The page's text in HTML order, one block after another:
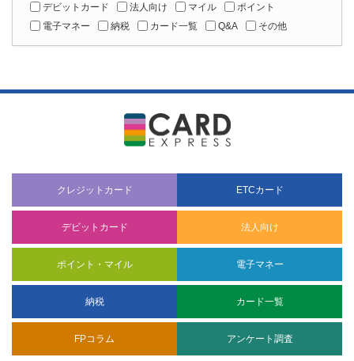
デビットカード
法人向け マイル
ポイント
電子マネー
納税 カード一覧 Q&A その他
クレジットカード ETCカード
デビットカード 法人向け
ポイント・マイル 電子マネー
納税 カード一覧
FPコラム アンケート調査